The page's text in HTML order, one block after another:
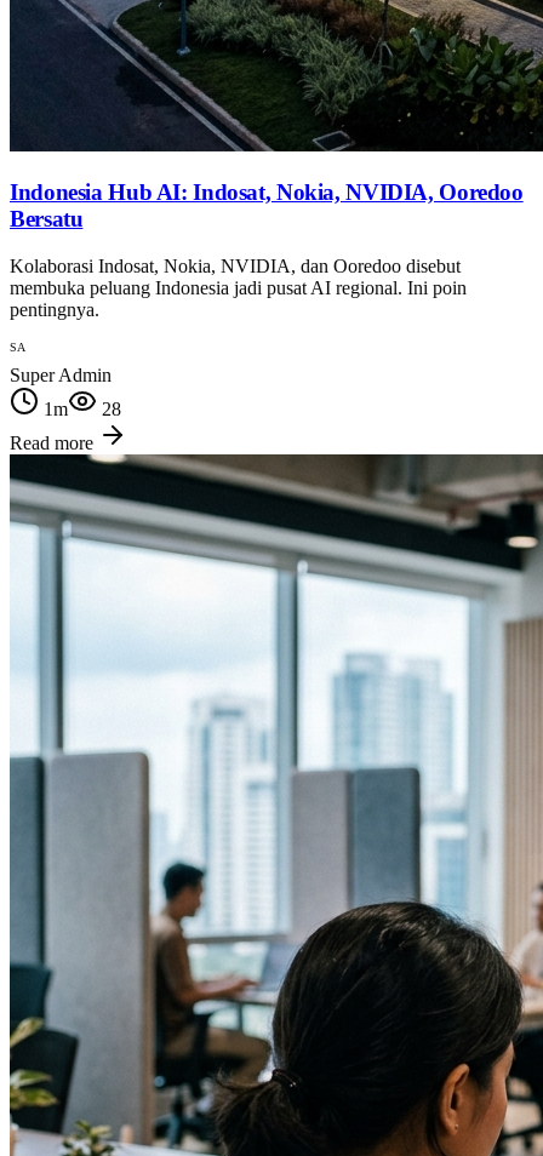
Indonesia Hub AI: Indosat, Nokia, NVIDIA, Ooredoo
Bersatu
Kolaborasi Indosat, Nokia, NVIDIA, dan Ooredoo disebut
membuka peluang Indonesia jadi pusat AI regional. Ini poin
pentingnya.
SA
Super Admin
1m
28
Read more